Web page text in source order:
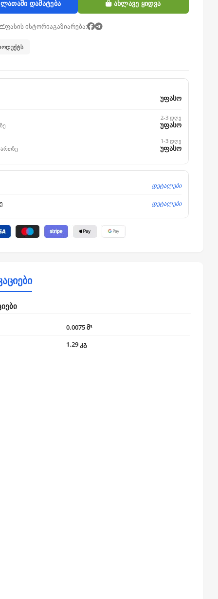
დამატება ახლავე ყიდვა
ფასის ისტორიაგაზიარება:
უფასო
2-3 დღე
უფასო
1-3 დღე
უფასო
დეტალები
დეტალები
0.0075 მ³
1.29 კგ